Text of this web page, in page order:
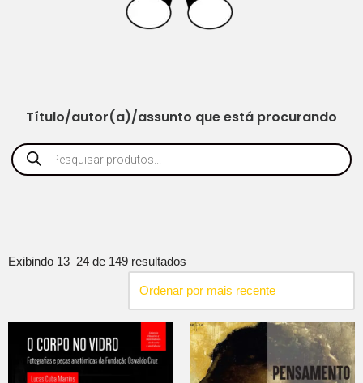
Título/autor(a)/assunto que está procurando
Exibindo 13–24 de 149 resultados